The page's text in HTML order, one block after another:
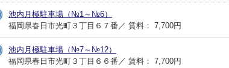
池内月極駐車場（№1～№6）
福岡県春日市光町３丁目６７番／ 賃料： 7,700円
池内月極駐車場（№7～№12）
福岡県春日市光町３丁目６６番／ 賃料： 7,700円